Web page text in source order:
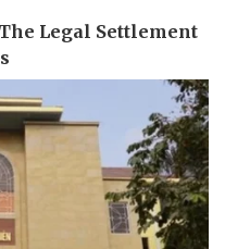
Chuyển đổi số